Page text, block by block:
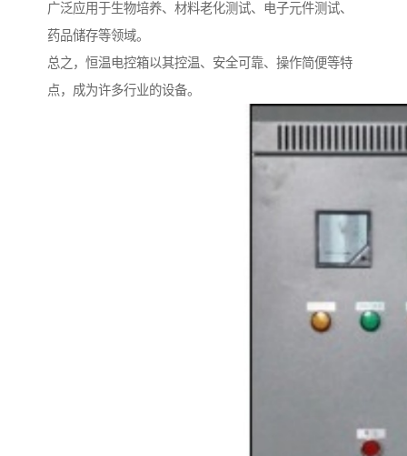
广泛应用于生物培养、材料老化测试、电子元件测试、
药品储存等领域。
总之，恒温电控箱以其控温、安全可靠、操作简便等特
点，成为许多行业的设备。